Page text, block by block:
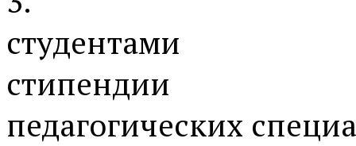
студентами
стипендии
педагогических